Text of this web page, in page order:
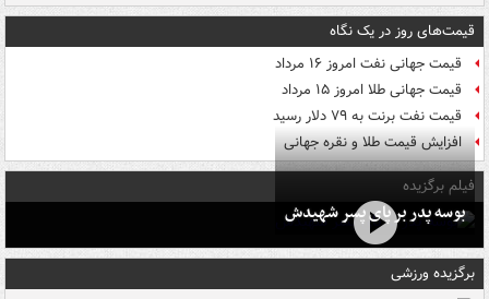
قیمت‌های روز در یک نگاه
قیمت جهانی نفت امروز ۱۶ مرداد
قیمت جهانی طلا امروز ۱۵ مرداد
قیمت نفت برنت به ۷۹ دلار رسید
افزایش قیمت طلا و نقره جهانی
فیلم برگزیده
بوسه‌ پدر بر پای پسر شهیدش
برگزیده ورزشی